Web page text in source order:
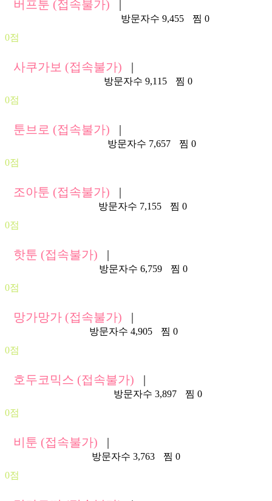
버프툰 (접속불가)
방문자수 9,455
찜 0
0점
사쿠가보 (접속불가) |
방문자수 9,115
찜 0
0점
툰브로 (접속불가) |
방문자수 7,657
찜 0
0점
조아툰 (접속불가) |
방문자수 7,155
찜 0
0점
핫툰 (접속불가) |
방문자수 6,759
찜 0
0점
망가망가 (접속불가) |
방문자수 4,905
찜 0
0점
호두코믹스 (접속불가) |
방문자수 3,897
찜 0
0점
비툰 (접속불가) |
방문자수 3,763
찜 0
0점